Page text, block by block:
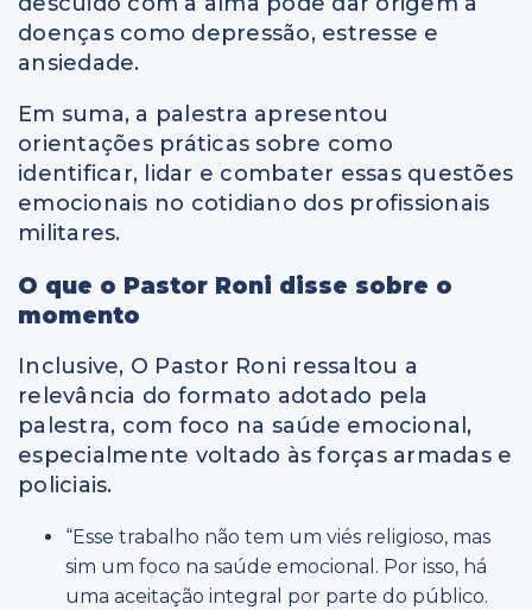
doenças como depressão, estresse e
ansiedade.
Em suma, a palestra apresentou
orientações práticas sobre como
identificar, lidar e combater essas questões
emocionais no cotidiano dos profissionais
militares.
O que o Pastor Roni disse sobre o
momento
Inclusive, O Pastor Roni ressaltou a
relevância do formato adotado pela
palestra, com foco na saúde emocional,
especialmente voltado às forças armadas e
policiais.
“Esse trabalho não tem um viés religioso, mas
sim um foco na saúde emocional. Por isso, há
uma aceitação integral por parte do público.